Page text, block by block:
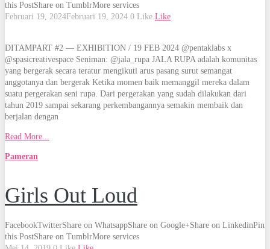
this PostShare on TumblrMore services
Februari 19, 2024Februari 19, 2024 0 Like Like
DITAMPART #2 — EXHIBITION / 19 FEB 2024 @pentaklabs x
@spasicreativespace Seniman: @jala_rupa JALA RUPA adalah komunitas
yang bergerak secara teratur mengikuti arus pasang surut semangat
anggotanya dan bergerak Ketika momen baik memanggil mereka dalam
suatu pergerakan seni rupa. Dari pergerakan yang sudah dilakukan dari
tahun 2019 sampai sekarang perkembangannya semakin membaik dan
berjalan dengan
Read More...
Pameran
Girls Out Loud
FacebookTwitterShare on WhatsappShare on Google+Share on LinkedinPin
this PostShare on TumblrMore services